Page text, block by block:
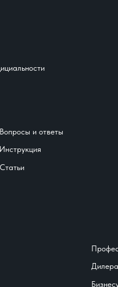
Статьи
Инструкция
Вопросы и ответы